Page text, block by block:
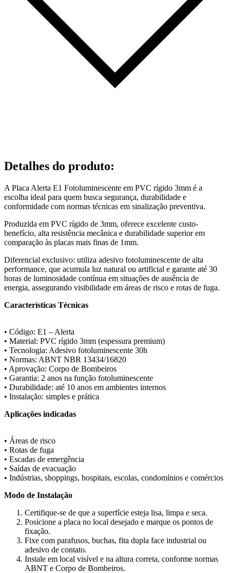
Detalhes do produto:
A Placa Alerta E1 Fotoluminescente em PVC rígido 3mm é a
escolha ideal para quem busca segurança, durabilidade e
conformidade com normas técnicas em sinalização preventiva.
Produzida em PVC rígido de 3mm, oferece excelente custo-
benefício, alta resistência mecânica e durabilidade superior em
comparação às placas mais finas de 1mm.
Diferencial exclusivo: utiliza adesivo fotoluminescente de alta
performance, que acumula luz natural ou artificial e garante até 30
horas de luminosidade contínua em situações de ausência de
energia, assegurando visibilidade em áreas de risco e rotas de fuga.
Características Técnicas
• Código: E1 – Alerta
• Material: PVC rígido 3mm (espessura premium)
• Tecnologia: Adesivo fotoluminescente 30h
• Normas: ABNT NBR 13434/16820
• Aprovação: Corpo de Bombeiros
• Garantia: 2 anos na função fotoluminescente
• Durabilidade: até 10 anos em ambientes internos
• Instalação: simples e prática
Aplicações indicadas
• Áreas de risco
• Rotas de fuga
• Escadas de emergência
• Saídas de evacuação
• Indústrias, shoppings, hospitais, escolas, condomínios e comércios
Modo de Instalação
Certifique-se de que a superfície esteja lisa, limpa e seca.
Posicione a placa no local desejado e marque os pontos de
fixação.
Fixe com parafusos, buchas, fita dupla face industrial ou
adesivo de contato.
Instale em local visível e na altura correta, conforme normas
ABNT e Corpo de Bombeiros.